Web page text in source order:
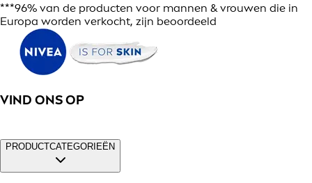
***96% van de producten voor mannen & vrouwen die in
Europa worden verkocht, zijn beoordeeld
VIND ONS OP
PRODUCTCATEGORIEËN